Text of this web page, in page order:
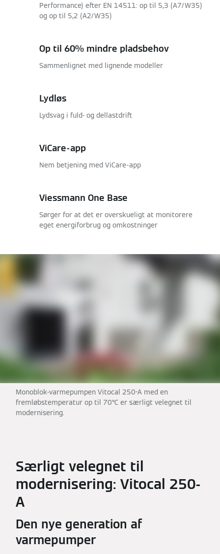
Performance) efter EN 14511: op til 5,3 (A7/W35)
og op til 5,2 (A2/W35)
Op til 60% mindre pladsbehov
Sammenlignet med lignende modeller
Lydløs
Lydsvag i fuld- og dellastdrift
ViCare-app
Nem betjening med ViCare-app
Viessmann One Base
Sørger for at det er overskueligt at monitorere
eget energiforbrug og omkostninger
Monoblok-varmepumpen Vitocal 250-A med en
fremløbstemperatur op til 70°C er særligt velegnet til
modernisering.
Særligt velegnet til
modernisering: Vitocal 250-
A
Den nye generation af
varmepumper